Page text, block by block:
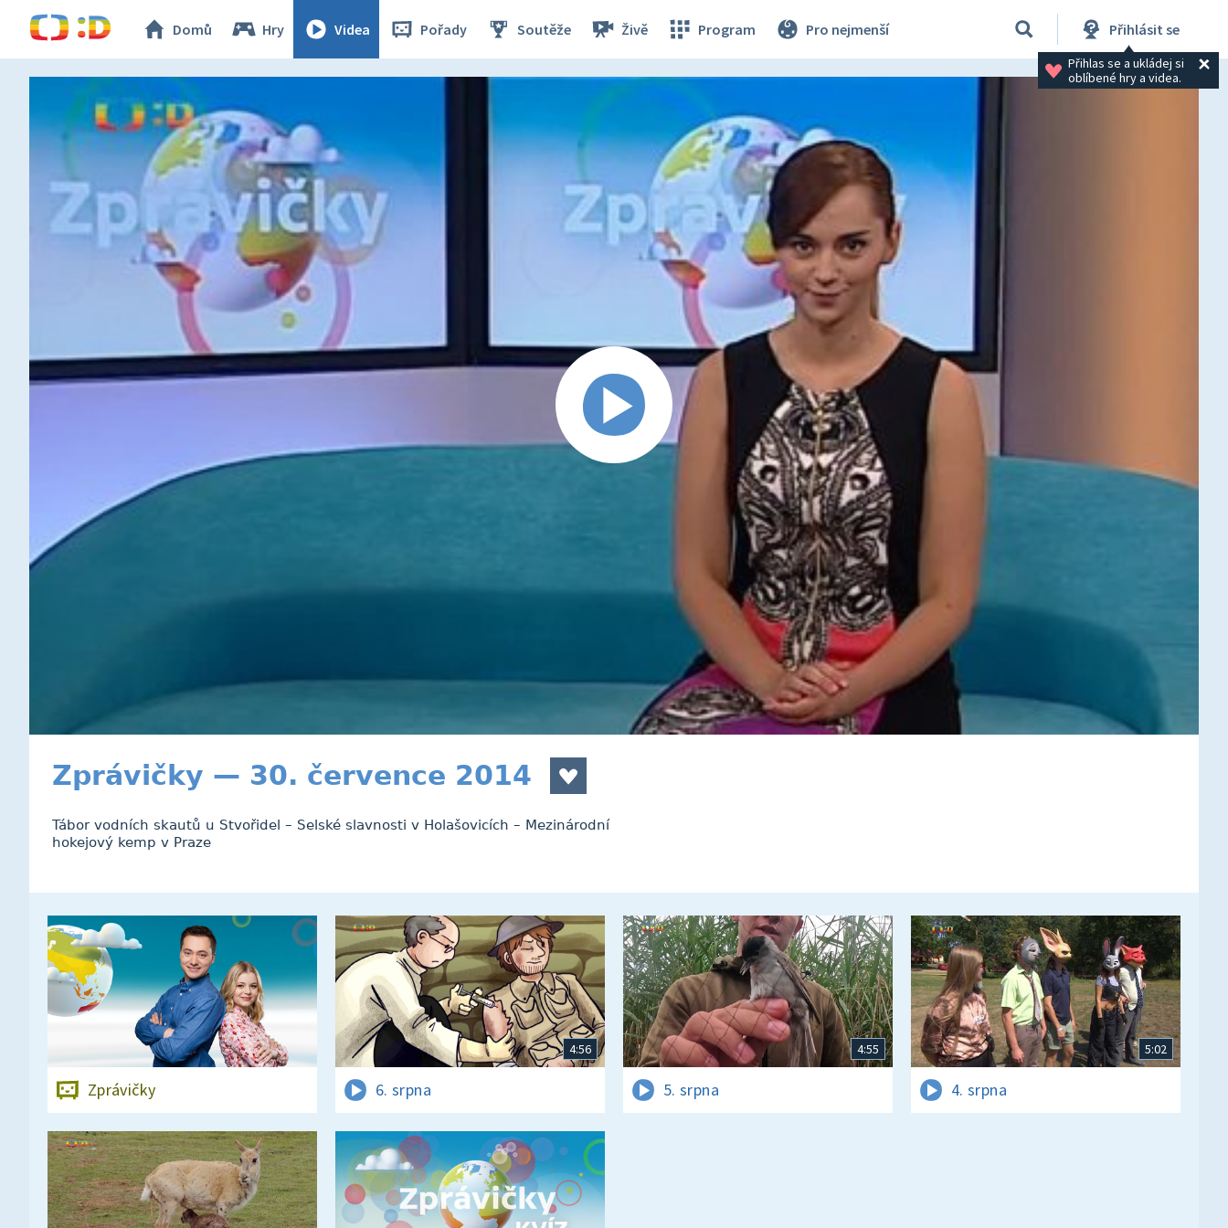
Domů Hry Videa Pořady Soutěže Živě Program Pro nejmenší Přihlásit se
Přihlas se a ukládej si
oblíbené hry a videa.
Zprávičky — 30. července 2014
Tábor vodních skautů u Stvořidel – Selské slavnosti v Holašovicích – Mezinárodní
hokejový kemp v Praze
Zprávičky
4:56
6. srpna
4:55
5. srpna
5:02
4. srpna